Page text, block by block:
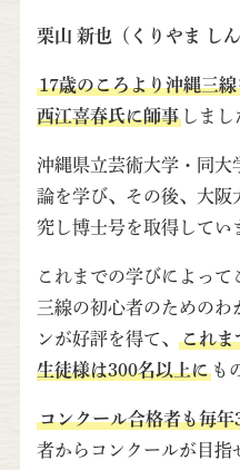
栗山 新也（くりやま しん
17歳のころより沖縄三
西江喜春氏に師事しまし
沖縄県立芸術大学・同大
論を学び、その後、大阪
究し博士号を取得してい
これまでの学びによっ
三線の初心者のためのわ
ンが好評を得て、
これま
生徒様は300名以上にも
コンクール合格者も毎年
者からコンクールが目指